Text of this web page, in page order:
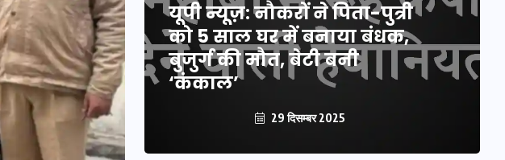
में
की
यूपी न्यूज़: नौकरों ने पिता-पुत्री
को 5 साल घर में बनाया बंधक,
बुजुर्ग की मौत, बेटी बनी
‘कंकाल’
29 दिसम्बर 2025